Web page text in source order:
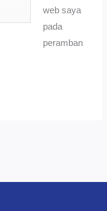
web saya
pada
peramban